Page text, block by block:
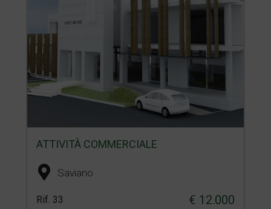
ATTIVITÀ COMMERCIALE
Saviano
Rif. 33 € 12.000